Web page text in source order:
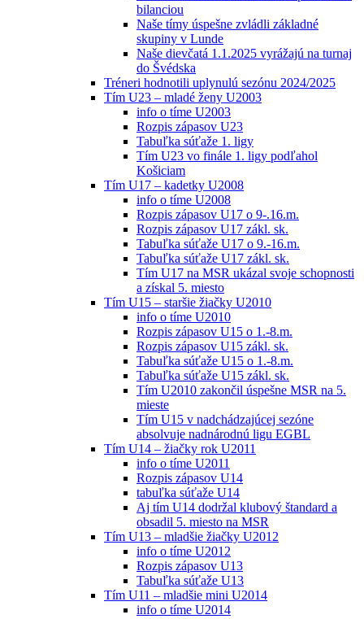
bilanciou
Naše tímy úspešne zvládli základné
skupiny v Lunde
Naše dievčatá 1.1.2025 vyrážajú na turnaj
do Švédska
Tréneri hodnotili uplynulú sezónu 2024/2025
Tím U23 – mladé ženy U2003
info o tíme U2003
Rozpis zápasov U23
Tabuľka súťaže 1. ligy
Tím U23 vo finále 1. ligy podľahol
Košiciam
Tím U17 – kadetky U2008
info o tíme U2008
Rozpis zápasov U17 o 9-.16.m.
Rozpis zápasov U17 zákl. sk.
Tabuľka súťaže U17 o 9.-16.m.
Tabuľka súťaže U17 zákl. sk.
Tím U17 na MSR ukázal svoje schopnosti
a získal 5. miesto
Tím U15 – staršie žiačky U2010
info o tíme U2010
Rozpis zápasov U15 o 1.-8.m.
Rozpis zápasov U15 zákl. sk.
Tabuľka súťaže U15 o 1.-8.m.
Tabuľka súťaže U15 zákl. sk.
Tím U2010 zakončil úspešne MSR na 5.
mieste
Tím U15 v nadchádzajúcej sezóne
absolvuje nadnárodnú ligu EGBL
Tím U14 – žiačky rok U2011
info o tíme U2011
Rozpis zápasov U14
tabuľka súťaže U14
Aj tím U14 dodržal klubový štandard a
obsadil 5. miesto na MSR
Tím U13 – mladšie žiačky U2012
info o tíme U2012
Rozpis zápasov U13
Tabuľka súťaže U13
Tím U11 – mladšie mini U2014
info o tíme U2014